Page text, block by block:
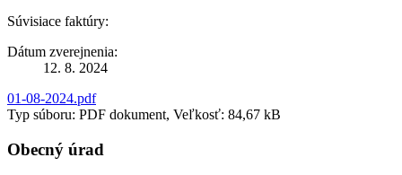
Súvisiace faktúry:
Dátum zverejnenia:
12. 8. 2024
01-08-2024.pdf
Typ súboru: PDF dokument, Veľkosť: 84,67 kB
Obecný úrad